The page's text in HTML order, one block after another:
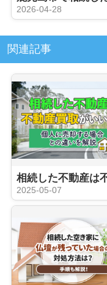
2026-04-28
関連記事
2025-05-07